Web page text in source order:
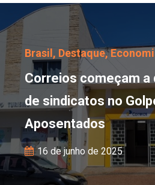
Correios
Brasil, Destaque,
Correios começam
de sindicatos no
Aposentados
16 de junho de 2025